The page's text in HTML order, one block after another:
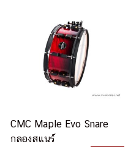
CMC Maple Evo Snare
กลองสแนร์